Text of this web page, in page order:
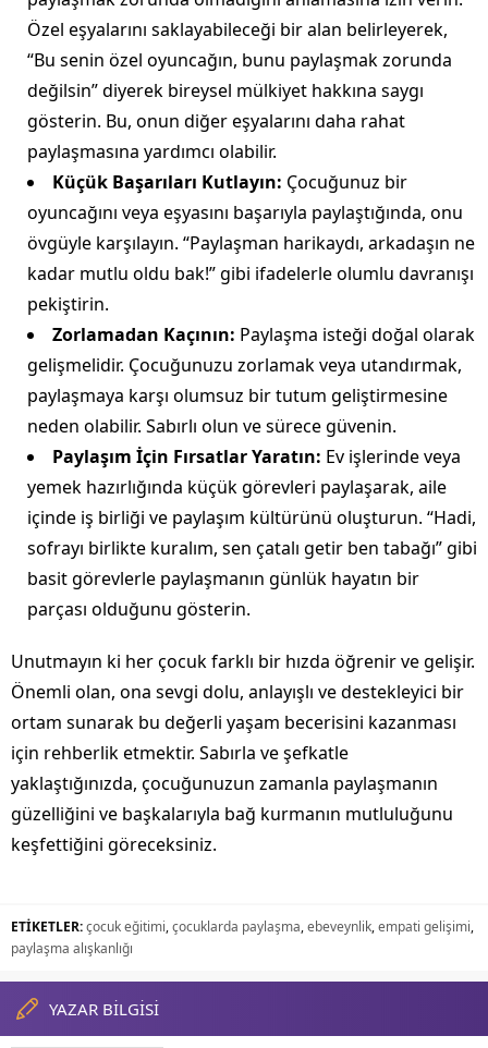
Özel eşyalarını saklayabileceği bir alan belirleyerek,
“Bu senin özel oyuncağın, bunu paylaşmak zorunda
değilsin” diyerek bireysel mülkiyet hakkına saygı
gösterin. Bu, onun diğer eşyalarını daha rahat
paylaşmasına yardımcı olabilir.
Küçük Başarıları Kutlayın: Çocuğunuz bir
oyuncağını veya eşyasını başarıyla paylaştığında, onu
övgüyle karşılayın. “Paylaşman harikaydı, arkadaşın ne
kadar mutlu oldu bak!” gibi ifadelerle olumlu davranışı
pekiştirin.
Zorlamadan Kaçının: Paylaşma isteği doğal olarak
gelişmelidir. Çocuğunuzu zorlamak veya utandırmak,
paylaşmaya karşı olumsuz bir tutum geliştirmesine
neden olabilir. Sabırlı olun ve sürece güvenin.
Paylaşım İçin Fırsatlar Yaratın: Ev işlerinde veya
yemek hazırlığında küçük görevleri paylaşarak, aile
içinde iş birliği ve paylaşım kültürünü oluşturun. “Hadi,
sofrayı birlikte kuralım, sen çatalı getir ben tabağı” gibi
basit görevlerle paylaşmanın günlük hayatın bir
parçası olduğunu gösterin.
Unutmayın ki her çocuk farklı bir hızda öğrenir ve gelişir.
Önemli olan, ona sevgi dolu, anlayışlı ve destekleyici bir
ortam sunarak bu değerli yaşam becerisini kazanması
için rehberlik etmektir. Sabırla ve şefkatle
yaklaştığınızda, çocuğunuzun zamanla paylaşmanın
güzelliğini ve başkalarıyla bağ kurmanın mutluluğunu
keşfettiğini göreceksiniz.
ETİKETLER:çocuk eğitimi,çocuklarda paylaşma,ebeveynlik,empati gelişimi,
paylaşma alışkanlığı
YAZAR BİLGİSİ